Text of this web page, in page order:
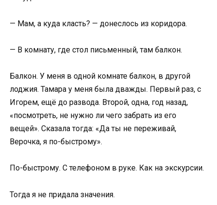
— Мам, а куда класть? — донеслось из коридора.
— В комнату, где стол письменный, там балкон.
Балкон. У меня в одной комнате балкон, в другой
лоджия. Тамара у меня была дважды. Первый раз, с
Игорем, ещё до развода. Второй, одна, год назад,
«посмотреть, не нужно ли чего забрать из его
вещей». Сказала тогда: «Да ты не переживай,
Верочка, я по-быстрому».
По-быстрому. С телефоном в руке. Как на экскурсии.
Тогда я не придала значения.